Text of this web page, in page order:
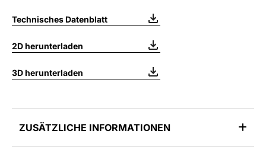
Technisches Datenblatt
2D herunterladen
3D herunterladen
ZUSÄTZLICHE INFORMATIONEN